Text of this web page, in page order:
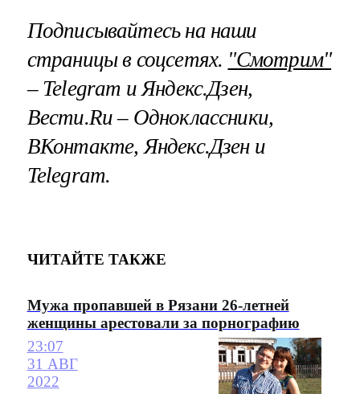
Подписывайтесь на наши
страницы в соцсетях. "Смотрим"
– Telegram и Яндекс.Дзен,
Вести.Ru – Одноклассники,
ВКонтакте, Яндекс.Дзен и
Telegram.
ЧИТАЙТЕ ТАКЖЕ
Мужа пропавшей в Рязани 26-летней
женщины арестовали за порнографию
23:07
31 АВГ
2022